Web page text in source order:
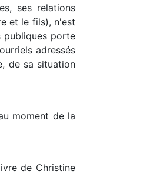
ses relations
et le fils), n'est
publiques porte
adressés
de sa situation
moment de la
de Christine